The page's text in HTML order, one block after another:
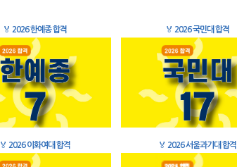
🏅 2026 한예종 합격 🏅 2026 국민대 합격
🏅 2026 이화여대 합격 🏅 2026 서울과기대 합격